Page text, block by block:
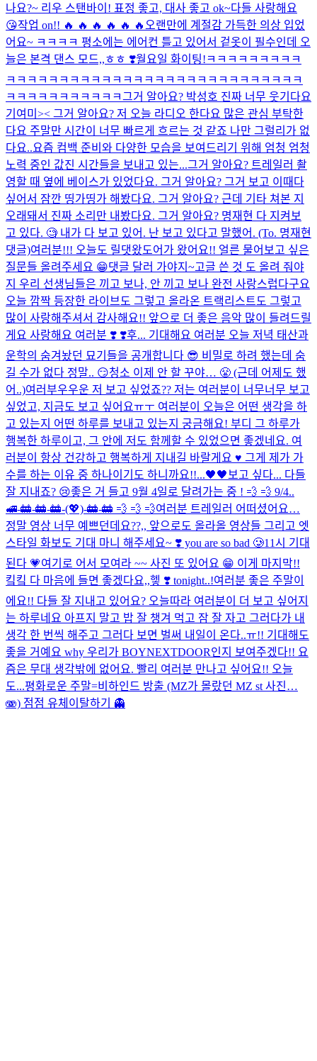
나요?~ 리우 스탠바이! 표정 좋고, 대사 좋고 ok~다들 사랑해요
😘작업 on!! 🔥 🔥 🔥 🔥 🔥 🔥 오랜만에 계절감 가득한 의상 입었
어요~ ㅋㅋㅋㅋ 평소에는 에어컨 틀고 있어서 겉옷이 필수인데 오
늘은 본격 댄스 모드,,ㅎㅎ ❣️월요일 화이팅!ㅋㅋㅋㅋㅋㅋㅋㅋㅋ
ㅋㅋㅋㅋㅋㅋㅋㅋㅋㅋㅋㅋㅋㅋㅋㅋㅋㅋㅋㅋㅋㅋㅋㅋㅋㅋㅋㅋ
ㅋㅋㅋㅋㅋㅋㅋㅋㅋㅋㅋ그거 알아요? 박성호 진짜 너무 웃기다요
기여미>< 그거 알아요? 저 오늘 라디오 한다요 많은 관심 부탁한
다요 주말만 시간이 너무 빠르게 흐르는 것 같죠 나만 그럴리가 없
다요..요즘 컴백 준비와 다양한 모습을 보여드리기 위해 엄청 엄청
노력 중인 값진 시간들을 보내고 있는...그거 알아요? 트레일러 촬
영할 때 옆에 베이스가 있었다요. 그거 알아요? 그거 보고 이때다
싶어서 잠깐 띵가띵가 해봤다요. 그거 알아요? 근데 기타 쳐본 지
오래돼서 진짜 소리만 내봤다요. 그거 알아요? 명재현 다 지켜보
고 있다. 🧐 내가 다 보고 있어. 난 보고 있다고 말했어. (To. 명재현
댓글)여러분!!! 오늘도 릴댓왔도어가 왔어요!! 얼른 물어보고 싶은
질문들 올려주세요 😁댓글 달러 가야지~고글 쓴 것 도 올려 줘야
지 우리 선생님들은 끼고 보나, 안 끼고 보나 완전 사랑스럽다구요
오늘 깜짝 등장한 라이브도 그렇고 올라온 트랙리스트도 그렇고
많이 사랑해주셔서 감사해요!! 앞으로 더 좋은 음악 많이 들려드릴
게요 사랑해요 여러분 ❣️ ❣️후... 기대해요 여러분 오늘 저녁 태산과
운학의 숨겨놨던 묘기들을 공개합니다 😎 비밀로 하려 했는데 숨
길 수가 없다 정말.. 😏청소 이제 안 할 꾸야… 😤 (근데 어제도 했
어..)여러부우우운 저 보고 싶었죠?? 저는 여러분이 너무너무 보고
싶었고, 지금도 보고 싶어요ㅠㅜ 여러분이 오늘은 어떤 생각을 하
고 있는지 어떤 하루를 보내고 있는지 궁금해요! 부디 그 하루가
행복한 하루이고, 그 안에 저도 함께할 수 있었으면 좋겠네요. 여
러분이 항상 건강하고 행복하게 지내길 바랄게요 ♥️ 그게 제가 가
수를 하는 이유 중 하나이기도 하니까요!!...🖤🖤 보고 싶다... 다들
잘 지내죠? 😢좋은 거 들고 9월 4일로 달려가는 중 ! 💨 💨 9/4..
🚅-🚋-🚋-🚋-(💖)-🚋-🚋 💨 💨 💨여러분 트레일러 어떠셨어요…
정말 영상 너무 예쁘던데요??,, 앞으로도 올라올 영상들 그리고 엣
스타일 화보도 기대 마니 해주세요~ ❣️ you are so bad 🥲11시 기대
된다 💗여기로 어서 모여라 ~~ 사진 또 있어요 😁 이게 마지막!!
킼킼 다 마음에 들면 좋겠다요,,헿 ❣️ tonight..!여러분 좋은 주말이
에요!! 다들 잘 지내고 있어요? 오늘따라 여러분이 더 보고 싶어지
는 하루네요 아프지 말고 밥 잘 챙겨 먹고 잠 잘 자고 그러다가 내
생각 한 번씩 해주고 그러다 보면 벌써 내일이 온다..ㅠ!! 기대해도
좋을 거예요 why 우리가 BOYNEXTDOOR인지 보여주겠다!! 요
즘은 무대 생각밖에 없어요. 빨리 여러분 만나고 싶어요!! 오늘
도...평화로운 주말=비하인드 방출 (MZ가 몰랐던 MZ st 사진…
🫨) 점점 유체이탈하기 👻